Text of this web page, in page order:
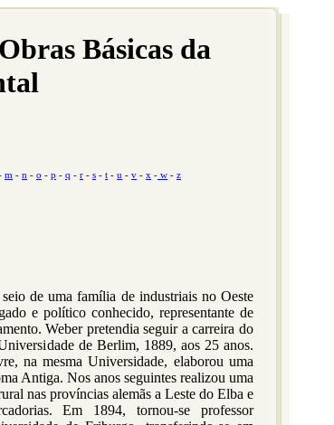
Básicas da
m - n - o - p - q - r - s - t - u - v - x - w - z
de uma família de industriais no Oeste
e político conhecido, representante de
Weber pretendia seguir a carreira do
de Berlim, 1889, aos 25 anos.
na mesma Universidade, elaborou uma
Antiga. Nos anos seguintes realizou uma
nas províncias alemãs a Leste do Elba e
Em 1894, tornou-se professor